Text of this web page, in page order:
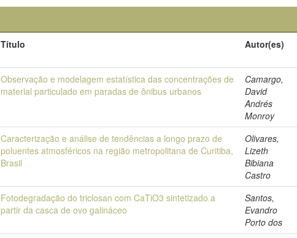
Título Autor(es)
Observação e modelagem estatística das concentrações de
material particulado em paradas de ônibus urbanos
Camargo,
David
Andrés
Monroy
Caracterização e análise de tendências a longo prazo de
poluentes atmosféricos na região metropolitana de Curitiba,
Brasil
Olivares,
Lizeth
Bibiana
Castro
Fotodegradação do triclosan com CaTiO3 sintetizado a
partir da casca de ovo galináceo
Santos,
Evandro
Porto dos